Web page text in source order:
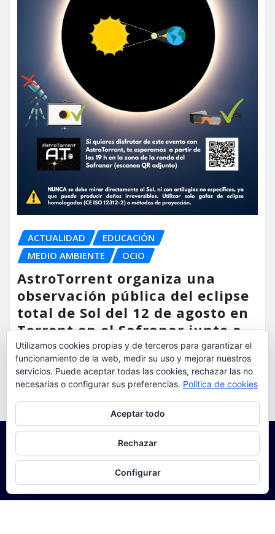
ACTUALIDAD
EDUCACIÓN
MEDIO AMBIENTE
OCIO
AstroTorrent organiza una
observación pública del eclipse
total de Sol del 12 de agosto en
Torrent en el Safranar junto a
las vías del AVE
torrent al dia Ago 5, 2026
Utilizamos cookies propias y de terceros para garantizar el
funcionamiento de la web, medir su uso y mejorar nuestros
servicios. Puede aceptar todas las cookies, rechazar las no
necesarias o configurar sus preferencias. Política de cookies
Aceptar todo
Rechazar
Configurar
Para obtener más información, incluido cómo gestionar las cookies,